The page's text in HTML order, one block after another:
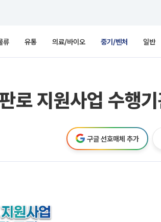
류 유통 의료/바이오 중기/벤처 일반
로 지원사업 수행
구글 선호매체 추가